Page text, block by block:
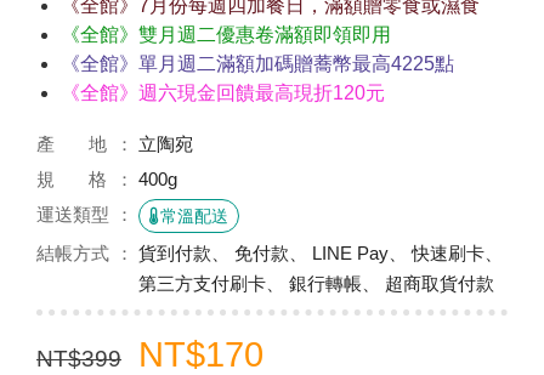
《全館》7月份每週四加餐日，滿額贈零食或濕食
《全館》雙月週二優惠卷滿額即領即用
《全館》單月週二滿額加碼贈蕎幣最高4225點
《全館》週六現金回饋最高現折120元
產 地
立陶宛
規 格
400g
運送類型
常溫配送
結帳方式
貨到付款、 免付款、 LINE Pay、 快速刷卡、
第三方支付刷卡、 銀行轉帳、 超商取貨付款
NT$399 NT$170